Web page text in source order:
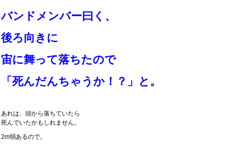
バンドメンバー曰く、
後ろ向きに
宙に舞って落ちたので
「死んだんちゃうか！？」と。
あれは、頭から落ちていたら
死んでいたかもしれません。
2m弱あるので。